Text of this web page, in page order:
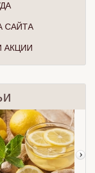
САЙТА
АКЦИИ